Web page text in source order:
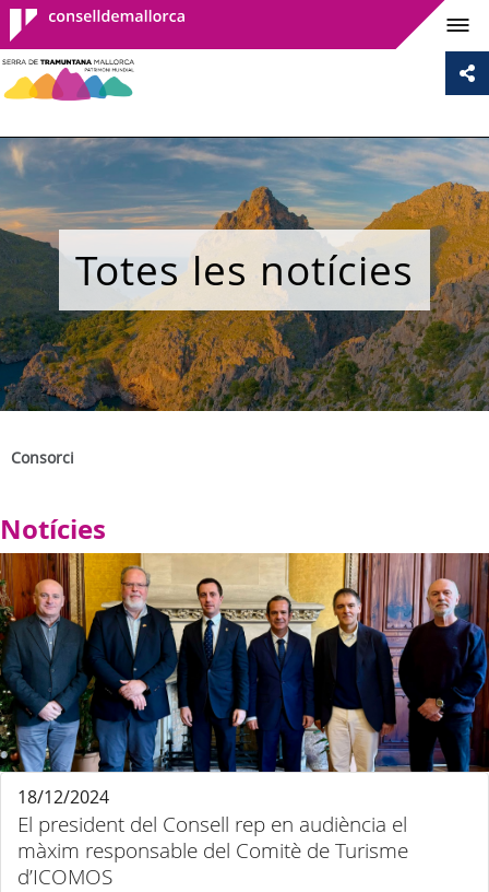
Consell de
Mallorca
Totes les notícies
Consorci
Notícies
El president del Consell rep en audiència el
màxim responsable del Comitè de Turisme
d’ICOMOS
18/12/2024